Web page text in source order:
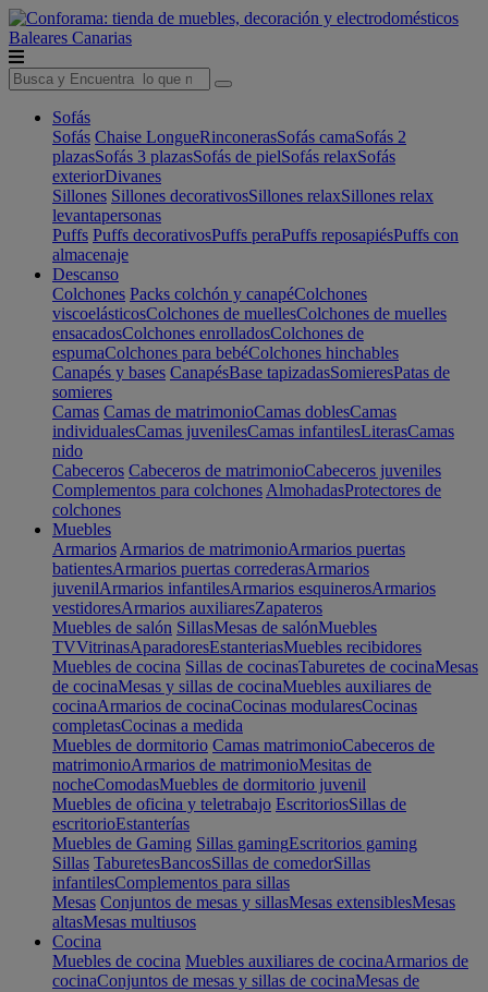
Baleares Canarias
Sofás
Sofás Chaise LongueRinconerasSofás camaSofás 2
plazasSofás 3 plazasSofás de pielSofás relaxSofás
exteriorDivanes
Sillones Sillones decorativosSillones relaxSillones relax
levantapersonas
Puffs Puffs decorativosPuffs peraPuffs reposapiésPuffs con
almacenaje
Descanso
Colchones Packs colchón y canapéColchones
viscoelásticosColchones de muellesColchones de muelles
ensacadosColchones enrolladosColchones de
espumaColchones para bebéColchones hinchables
Canapés y bases CanapésBase tapizadasSomieresPatas de
somieres
Camas Camas de matrimonioCamas doblesCamas
individualesCamas juvenilesCamas infantilesLiterasCamas
nido
Cabeceros Cabeceros de matrimonioCabeceros juveniles
Complementos para colchones AlmohadasProtectores de
colchones
Muebles
Armarios Armarios de matrimonioArmarios puertas
batientesArmarios puertas correderasArmarios
juvenilArmarios infantilesArmarios esquinerosArmarios
vestidoresArmarios auxiliaresZapateros
Muebles de salón SillasMesas de salónMuebles
TVVitrinasAparadoresEstanteriasMuebles recibidores
Muebles de cocina Sillas de cocinasTaburetes de cocinaMesas
de cocinaMesas y sillas de cocinaMuebles auxiliares de
cocinaArmarios de cocinaCocinas modularesCocinas
completasCocinas a medida
Muebles de dormitorio Camas matrimonioCabeceros de
matrimonioArmarios de matrimonioMesitas de
nocheComodasMuebles de dormitorio juvenil
Muebles de oficina y teletrabajo EscritoriosSillas de
escritorioEstanterías
Muebles de Gaming Sillas gamingEscritorios gaming
Sillas TaburetesBancosSillas de comedorSillas
infantilesComplementos para sillas
Mesas Conjuntos de mesas y sillasMesas extensiblesMesas
altasMesas multiusos
Cocina
Muebles de cocina Muebles auxiliares de cocinaArmarios de
cocinaConjuntos de mesas y sillas de cocinaMesas de